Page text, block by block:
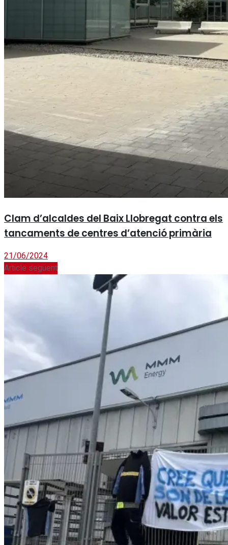
Clam d’alcaldes del Baix Llobregat contra els
tancaments de centres d’atenció primària
21/06/2024
Article següent